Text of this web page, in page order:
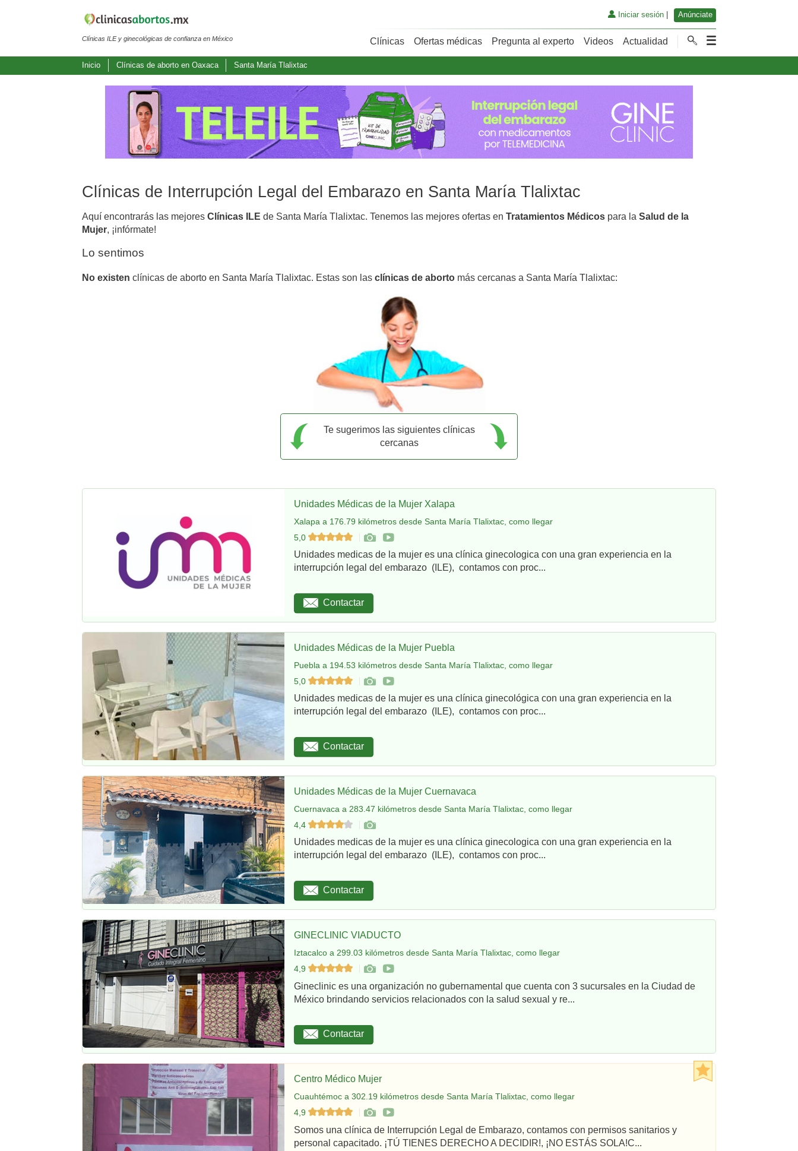
Clínicas ILE y ginecológicas de confianza en México
Iniciar sesión| Anúnciate
Clínicas Ofertas médicas Pregunta al experto Videos Actualidad
Inicio Clínicas de aborto en Oaxaca Santa María Tlalixtac
Clínicas de Interrupción Legal del Embarazo en Santa María Tlalixtac
Aquí encontrarás las mejores Clínicas ILE de Santa María Tlalixtac. Tenemos las mejores ofertas en Tratamientos Médicos para la Salud de la
Mujer, ¡infórmate!
Lo sentimos
No existen clínicas de aborto en Santa María Tlalixtac. Estas son las clínicas de aborto más cercanas a Santa María Tlalixtac:
Te sugerimos las siguientes clínicas
cercanas
Unidades Médicas de la Mujer Xalapa
Xalapa a 176.79 kilómetros desde Santa María Tlalixtac, como llegar
5,0
Unidades medicas de la mujer es una clínica ginecologica con una gran experiencia en la
interrupción legal del embarazo (ILE), contamos con proc...
Contactar
Unidades Médicas de la Mujer Puebla
Puebla a 194.53 kilómetros desde Santa María Tlalixtac, como llegar
5,0
Unidades medicas de la mujer es una clínica ginecológica con una gran experiencia en la
interrupción legal del embarazo (ILE), contamos con proc...
Contactar
Unidades Médicas de la Mujer Cuernavaca
Cuernavaca a 283.47 kilómetros desde Santa María Tlalixtac, como llegar
4,4
Unidades medicas de la mujer es una clínica ginecologica con una gran experiencia en la
interrupción legal del embarazo (ILE), contamos con proc...
Contactar
GINECLINIC VIADUCTO
Iztacalco a 299.03 kilómetros desde Santa María Tlalixtac, como llegar
4,9
Gineclinic es una organización no gubernamental que cuenta con 3 sucursales en la Ciudad de
México brindando servicios relacionados con la salud sexual y re...
Contactar
Centro Médico Mujer
Cuauhtémoc a 302.19 kilómetros desde Santa María Tlalixtac, como llegar
4,9
Somos una clínica de Interrupción Legal de Embarazo, contamos con permisos sanitarios y
personal capacitado. ¡TÚ TIENES DERECHO A DECIDIR!, ¡NO ESTÁS SOLA!C...